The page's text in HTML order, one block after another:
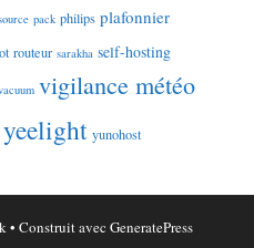
pack philips plafonnier
routeur sarakha self-hosting
vigilance météo
yeelight yunohost
• Construit avec GeneratePress